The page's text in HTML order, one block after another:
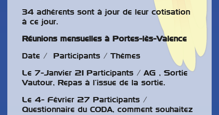
34 adhérents sont à jour de leur cotisation
à ce jour.
Réunions mensuelles à Portes-lès-Valence
Date / Participants / Thèmes
Le 7-Janvier 21 Participants / AG , Sortie
Vautour, Repas à l’issue de la sortie.
Le 4- Février 27 Participants /
Questionnaire du CODA, comment souhaitez